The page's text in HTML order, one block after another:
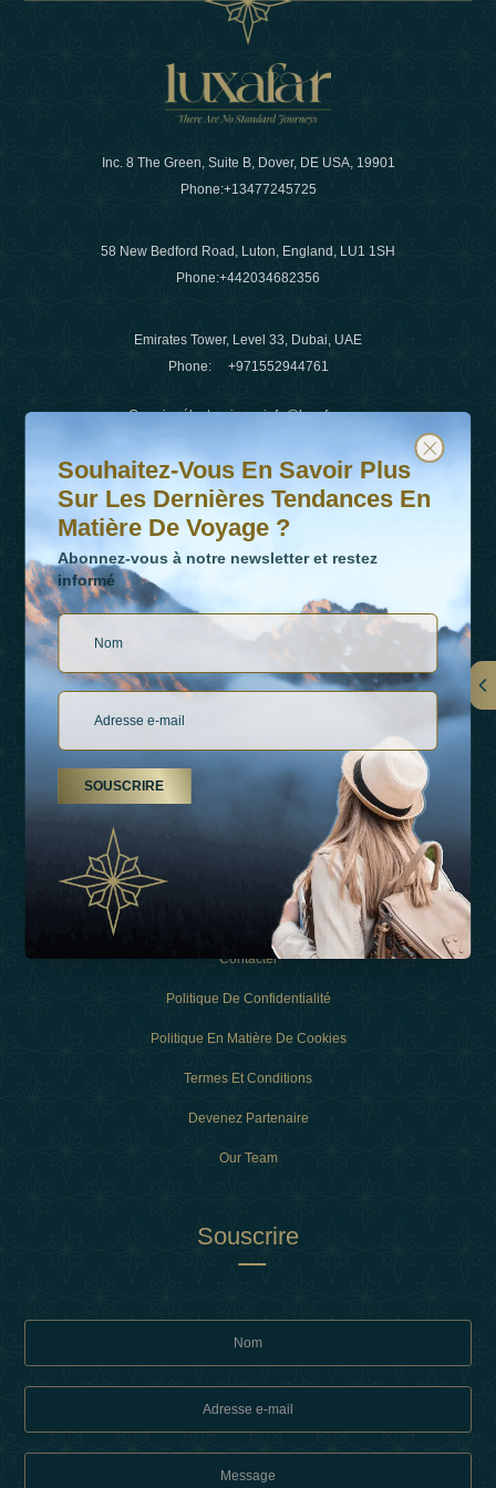
Inc. 8 The Green, Suite B, Dover, DE USA, 19901
Phone:+13477245725
58 New Bedford Road, Luton, England, LU1 1SH
Phone:+442034682356
Emirates Tower, Level 33, Dubai, UAE
Phone: +971552944761
Courrier électronique:info@luxafar.com
WhatsApp N°
+442034682356
+971552944761
LIENS
À Propos De Nous
Types De Vacances
Contacter
Politique De Confidentialité
Politique En Matière De Cookies
Termes Et Conditions
Devenez Partenaire
Our Team
Souscrire
Souhaitez-vous en savoir plus sur les dernières
Abonnez-vous à notre newsletter et restez informé
Souhaitez-Vous En Savoir Plus
Sur Les Dernières Tendances En
Matière De Voyage ?
Abonnez-vous à notre newsletter et restez
informé
SOUSCRIRE